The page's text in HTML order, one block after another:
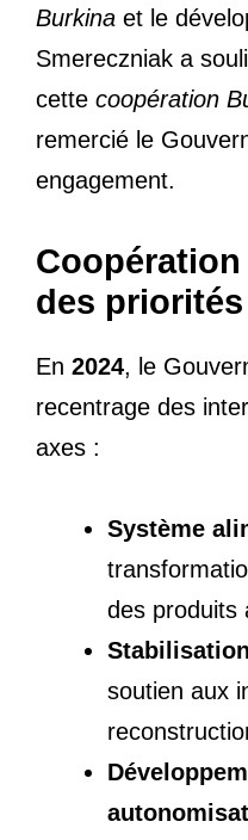
Burkina et le
Smereczniak a
cette coopération
remercié le
engagement.
des
En 2024, le
recentrage des
axes :
Système
des produits
soutien aux